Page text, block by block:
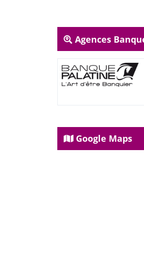
Agences
Google Maps